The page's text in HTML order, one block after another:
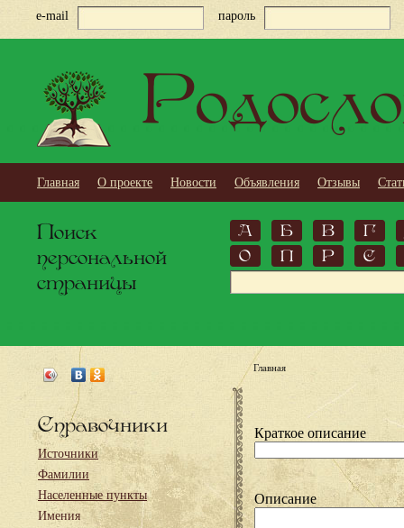
e-mail пароль
Главная О проекте Новости Объявления Отзывы
Поиск
персональной
страницы
А Б В
Г
О
П Р С
Справочники
Источники
Фамилии
Населенные пункты
Имения
Главная
Краткое описание
Описание